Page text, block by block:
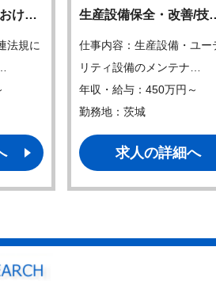
おけ…
法規に
生産設備保全・改善/
仕事内容：生産設備・ユー
リティ設備のメンテナ…
年収・給与：450万円～
勤務地：茨城
求人の詳細へ